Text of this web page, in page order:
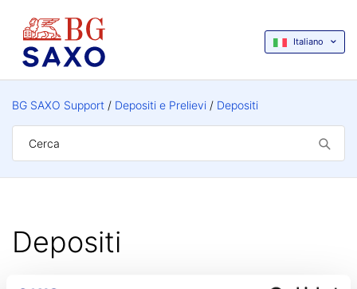
Italiano
BG SAXO Support Depositi e Prelievi Depositi
Depositi